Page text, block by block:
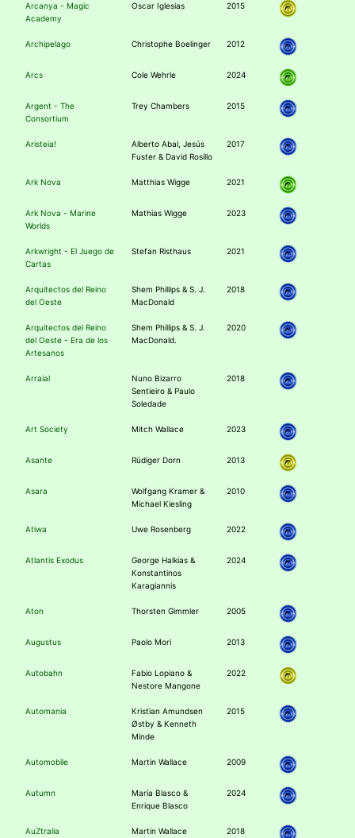
Arcanya - Magic
Academy
Oscar Iglesias 2015
Archipelago Christophe Boelinger 2012
Arcs Cole Wehrle 2024
Argent - The
Consortium
Trey Chambers 2015
Aristeia!
Alberto Abal, Jesús
Fuster & David Rosillo
2017
Ark Nova Matthias Wigge 2021
Ark Nova - Marine
Worlds
Mathias Wigge 2023
Arkwright - El Juego de
Cartas
Stefan Risthaus 2021
Arquitectos del Reino
del Oeste
Shem Phillips & S. J.
MacDonald
2018
Arquitectos del Reino
del Oeste - Era de los
Artesanos
Shem Phillips & S. J.
MacDonald.
2020
Arraial
Nuno Bizarro
Sentieiro & Paulo
Soledade
2018
Art Society Mitch Wallace 2023
Asante Rüdiger Dorn 2013
Asara
Wolfgang Kramer &
Michael Kiesling
2010
Atiwa Uwe Rosenberg 2022
Atlantis Exodus
George Halkias &
Konstantinos
Karagiannis
2024
Aton Thorsten Gimmler 2005
Augustus Paolo Mori 2013
Autobahn
Fabio Lopiano &
Nestore Mangone
2022
Automania
Kristian Amundsen
Østby & Kenneth
Minde
2015
Automobile Martin Wallace 2009
Autumn
María Blasco &
Enrique Blasco
2024
AuZtralia Martin Wallace 2018